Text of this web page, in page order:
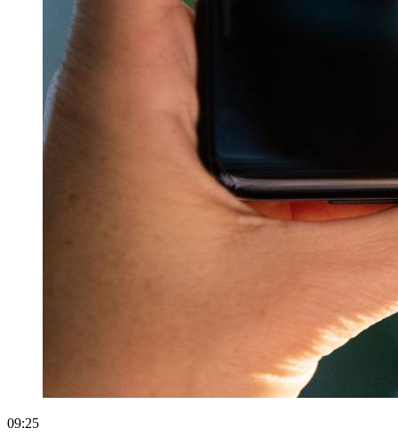
09:25